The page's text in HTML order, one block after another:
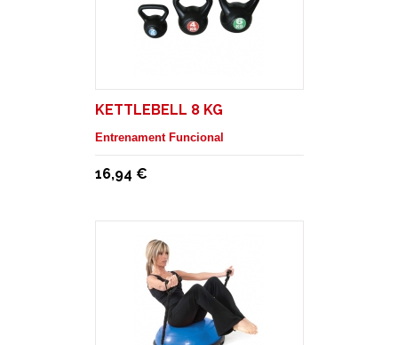
KETTLEBELL 8 KG
Entrenament Funcional
16,94 €